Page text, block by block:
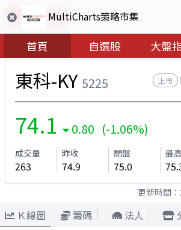
MultiCharts策略市集
首頁 自選股 大盤
東科-KY 5225 上市
74.1 0.80 (-1.06%)
成交量
263
昨收
74.9
開盤
75.0
最高
更新時間：
Ｋ線圖 籌碼 法人